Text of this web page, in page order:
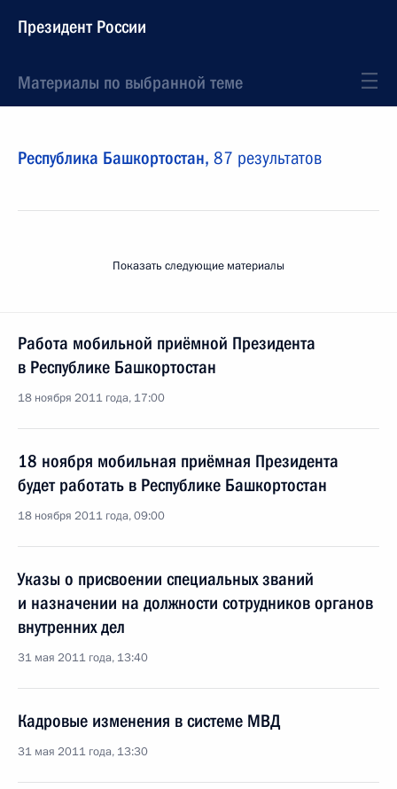
Президент России
Материалы по выбранной теме
Республика Башкортостан, 87 результатов
Показать следующие материалы
Работа мобильной приёмной Президента
в Республике Башкортостан
18 ноября 2011 года, 17:00
18 ноября мобильная приёмная Президента
будет работать в Республике Башкортостан
18 ноября 2011 года, 09:00
Указы о присвоении специальных званий
и назначении на должности сотрудников органов
внутренних дел
31 мая 2011 года, 13:40
Кадровые изменения в системе МВД
31 мая 2011 года, 13:30